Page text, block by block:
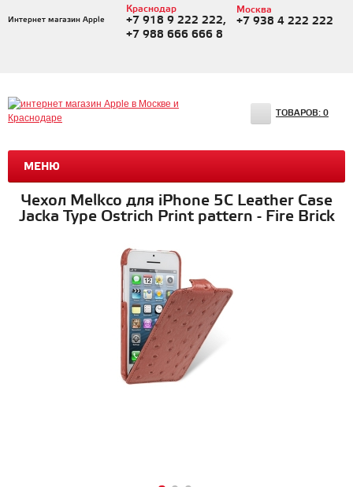
Интернет магазин Apple
Краснодар
+7 918 9 222 222,
+7 988 666 666 8
Москва
+7 938 4 222 222
МЕНЮ
ТОВАРОВ: 0
Чехол Melkco для iPhone 5C Leather Case
Jacka Type Ostrich Print pattern - Fire Brick